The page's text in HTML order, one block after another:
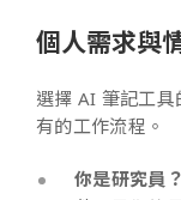
個人需求與
選擇 AI 筆記工
有的工作流程。
你是研究員？